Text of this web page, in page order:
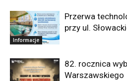
Informacje
Przerwa
przy ul.
82. rocznica
Warszawskiego